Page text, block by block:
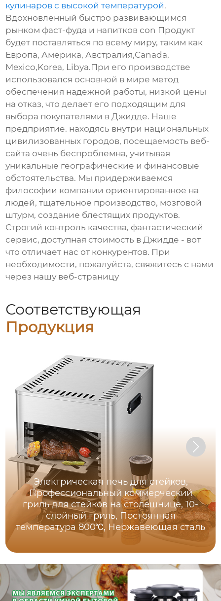
кулинаров с высокой температурой.
Вдохновленный быстро развивающимся
рынком фаст-фуда и напитков con Продукт
будет поставляться по всему миру, таким как
Европа, Америка, Австралия,Canada,
Mexico,Korea, Libya.При его производстве
использовался основной в мире метод
обеспечения надежной работы, низкой цены
на отказ, что делает его подходящим для
выбора покупателями в Джидде. Наше
предприятие. находясь внутри национальных
цивилизованных городов, посещаемость веб-
сайта очень беспроблемна, учитывая
уникальные географические и финансовые
обстоятельства. Мы придерживаемся
философии компании ориентированное на
людей, тщательное производство, мозговой
штурм, создание блестящих продуктов.
Строгий контроль качества, фантастический
сервис, доступная стоимость в Джидде - вот
что отличает нас от конкурентов. При
необходимости, пожалуйста, свяжитесь с нами
через нашу веб-страницу
Соответствующая
Продукция
Электрическая печь для стейков,
Профессиональный коммерческий
гриль для стейков на столешнице, 10-
слойный гриль, Постоянная
температура 800℃, Нержавеющая сталь